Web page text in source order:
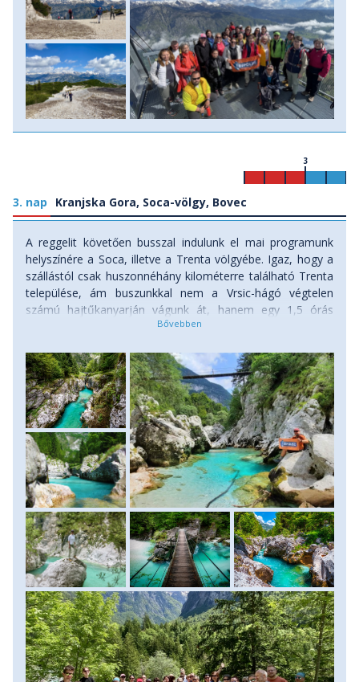
3. nap Kranjska Gora, Soca-völgy, Bovec
3
A reggelit követően busszal indulunk el mai programunk
helyszínére a Soca, illetve a Trenta völgyébe. Igaz, hogy a
szállástól csak huszonnéhány kilométerre található Trenta
települése, ám buszunkkal nem a Vrsic-hágó végtelen
számú hajtűkanyarján vágunk át, hanem egy 1,5 órás
buszút vár ránk reggel, a Predil-hágón át Olaszország felöl.
és más turisták körében is a raftingról, kanyoningról, téli
sportokról ismert leginkább. Picit még tovább kanyargunk,
már a Soca türkiz vizét csodálva, míg megérkezünk a
Trenta völgybe és végül a településre. A völgyek a Triglav
Nemzeti Park közepén találhatók, melyeket a Triglav, a
Vrsic és a Mangart csúcsai fogják közre. A Trenta-völgy
távol esik a városi élet mindennapi nyüzsgésétől. A völgy
természetes és érintetlen szépségéről híres és innen ered a
Soca folyó is. A folyó felső szakaszán indulunk mai
túránkra. A smaragdzöld folyó partját szorosan követjük
lefelé, útközben káprázatos kilátást élvezve a Júliai-Alpok
csodaszép csúcsaira, izgalmas függőhidakon keresztezve a
köves mederben zúgó folyót ereszkedünk egyre lejjebb.
Túránk után a közeli Bovec városában lesz még egy kis
szabad időnk leülni egy kávéra, körülnézni a településen.
Bovec igazán nyüzsgő ebben az időszakban is, túrázók,
kanyoningosok és raftingosok kedvelt központja. Végül
buszunkkal visszakanyargunk Kranjska Gorára szállásunkra.
(Szintkülönbség: 500 m le, túratáv 12 km, menetidő: kb. 4-5